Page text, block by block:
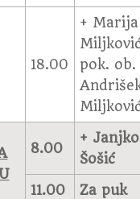
18.00
+ Marija
pok. ob.
8.00
+ Janjko
Šošić
11.00
Za puk